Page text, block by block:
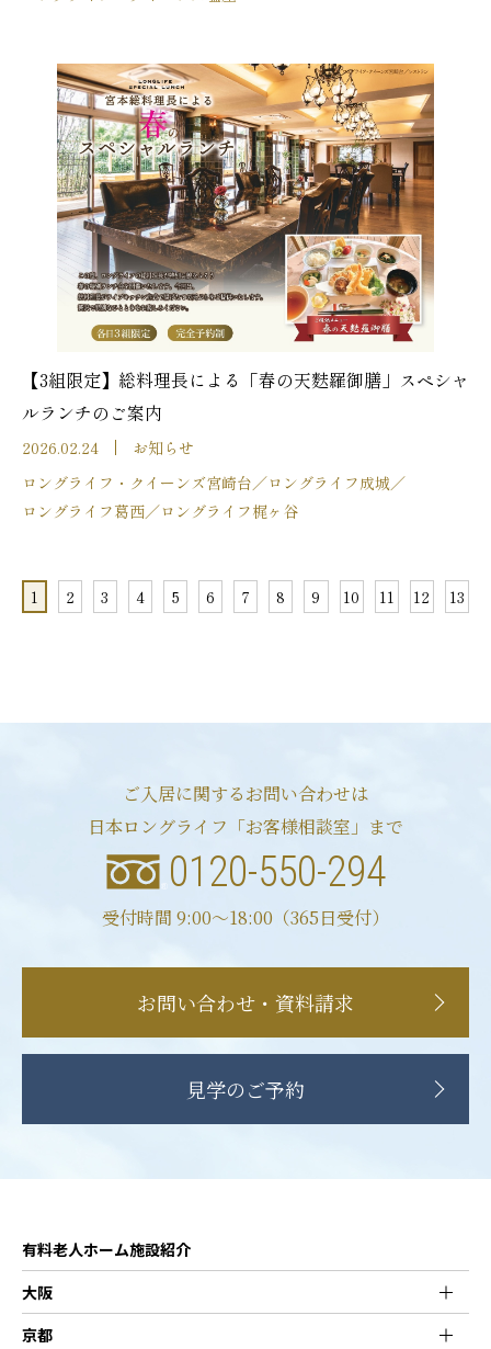
【3組限定】総料理長による「春の天麩羅御膳」スペシャ
ルランチのご案内
2026.02.24
お知らせ
ロングライフ・クイーンズ宮崎台／ロングライフ成城／
ロングライフ葛西／ロングライフ梶ヶ谷
1 2 3 4 5 6 7 8 9 10 11 12 13
ご入居に関するお問い合わせは
日本ロングライフ「お客様相談室」まで
0120-550-294
受付時間 9:00〜18:00（365日受付）
お問い合わせ・資料請求
見学のご予約
有料老人ホーム施設紹介
大阪
京都